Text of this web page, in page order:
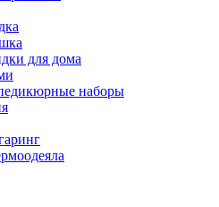
для дома
наборы